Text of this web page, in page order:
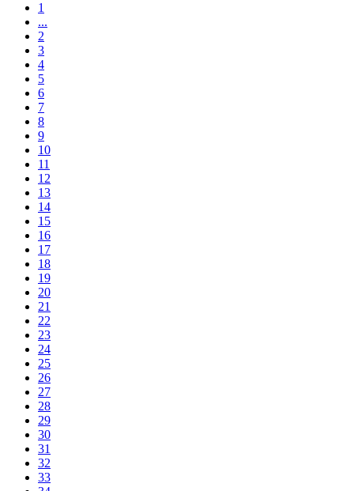
1
...
2
3
4
5
6
7
8
9
10
11
12
13
14
15
16
17
18
19
20
21
22
23
24
25
26
27
28
29
30
31
32
33